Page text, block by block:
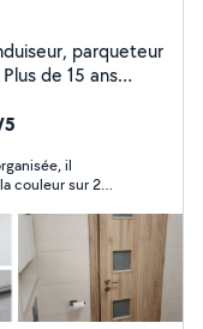
parqueteur
plâtrage,
as well)
fournir un
nous vos
œuvres
fournirons un
attentifs aux
il
couleur sur 2